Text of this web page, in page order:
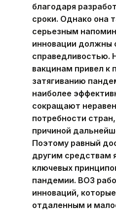
благодаря
сроки. Однако она
серьезным
инновации должны
справедливостью.
вакцинам привел к
затягиванию
наиболее
сокращают
потребности
причиной
Поэтому равный
другим средствам
ключевых
пандемии. ВОЗ
инноваций,
отдаленным и